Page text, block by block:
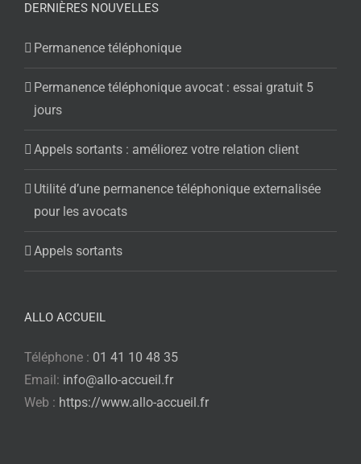
DERNIÈRES NOUVELLES
Permanence téléphonique
Permanence téléphonique avocat : essai gratuit 5
jours
Appels sortants : améliorez votre relation client
Utilité d’une permanence téléphonique externalisée
pour les avocats
Appels sortants
ALLO ACCUEIL
Téléphone : 01 41 10 48 35
Email: info@allo-accueil.fr
Web : https://www.allo-accueil.fr